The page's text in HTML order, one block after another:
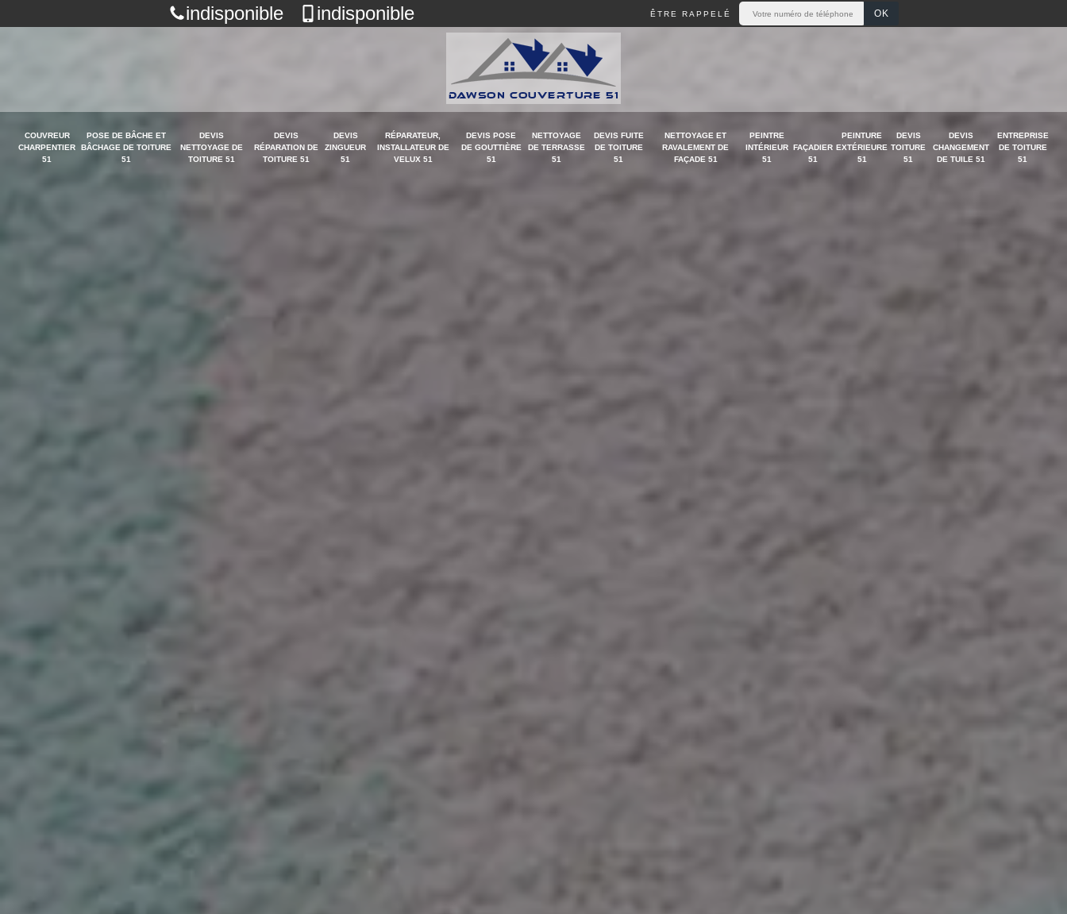
indisponible indisponible ÊTRE RAPPELÉ
COUVREUR
CHARPENTIER
51
POSE DE BÂCHE ET
BÂCHAGE DE TOITURE
51
DEVIS
NETTOYAGE DE
TOITURE 51
DEVIS
RÉPARATION DE
TOITURE 51
DEVIS
ZINGUEUR
51
RÉPARATEUR,
INSTALLATEUR DE
VELUX 51
DEVIS POSE
DE GOUTTIÈRE
51
NETTOYAGE
DE TERRASSE
51
DEVIS FUITE
DE TOITURE
51
NETTOYAGE ET
RAVALEMENT DE
FAÇADE 51
PEINTRE
INTÉRIEUR
51
FAÇADIER
51
PEINTURE
EXTÉRIEURE
51
DEVIS
TOITURE
51
DEVIS
CHANGEMENT
DE TUILE 51
ENTREPRISE
DE TOITURE
51